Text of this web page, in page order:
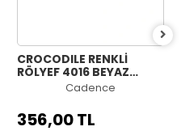
CROCODILE RENKLİ
RÖLYEF 4016 BEYAZ
STEP1+STEP2 150+150ML
Cadence
356,00 TL